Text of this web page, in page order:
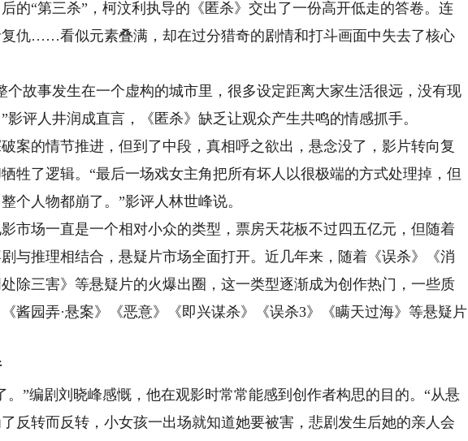
“第三杀”，柯汶利执导的《匿杀》交出了一份高开低走的答卷。连
仇……看似元素叠满，却在过分猎奇的剧情和打斗画面中失去了核心
故事发生在一个虚构的城市里，很多设定距离大家生活很远，没有现
影评人井润成直言，《匿杀》缺乏让观众产生共鸣的情感抓手。
的情节推进，但到了中段，真相呼之欲出，悬念没了，影片转向复
牲了逻辑。“最后一场戏女主角把所有坏人以很极端的方式处理掉，但
个人物都崩了。”影评人林世峰说。
场一直是一个相对小众的类型，票房天花板不过四五亿元，但随着
与推理相结合，悬疑片市场全面打开。近几年来，随着《误杀》《消
除三害》等悬疑片的火爆出圈，这一类型逐渐成为创作热门，一些质
酱园弄·悬案》《恶意》《即兴谋杀》《误杀3》《瞒天过海》等悬疑片
”编剧刘晓峰感慨，他在观影时常常能感到创作者构思的目的。“从悬
反转而反转，小女孩一出场就知道她要被害，悲剧发生后她的亲人会